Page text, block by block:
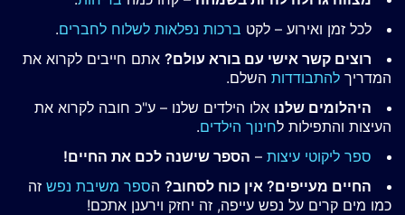
לכל זמן ואירוע – לקט ברכות נפלאות לשלוח לחברים.
רוצים קשר אישי עם בורא עולם? אתם חייבים לקרוא את
המדריך להתבודדות השלם.
היהלומים שלנו אלו הילדים שלנו – ע"כ חובה לקרוא את
העיצות והתפילות לחינוך הילדים.
ספר ליקוטי עיצות – הספר שישנה לכם את החיים!
החיים מעייפים? אין כוח לסחוב? הספר משיבת נפש זה
כמו מים קרים על נפש עייפה, זה יחזק וירענן אתכם!